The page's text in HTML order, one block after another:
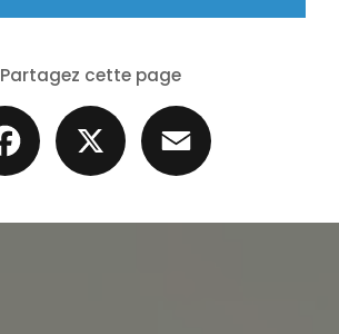
Partagez cette page
Facebook